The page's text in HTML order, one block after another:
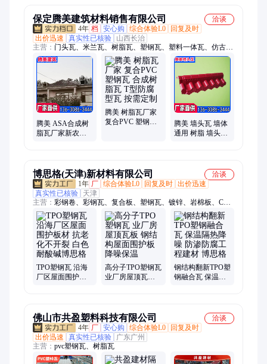
保定腾美建筑材料销售有限公司
洽谈
4年 档 安心购 综合体验L0
回复及时
出价迅速
真实性已核验
山西长治
主营： 门头瓦、米兰瓦、树脂瓦、塑钢瓦、塑料一体瓦、仿古屋
面瓦、彩石屋顶瓦、金属屋顶铝合金
腾美 ASA合成树
脂瓦厂家新农村
腾美 树脂瓦厂家
复合PVC 塑钢瓦
腾美 墙头瓦 墙体
通用 树脂 墙头帽
博思格(天津)新材料有限公司
洽谈
1年 厂 综合体验L0 回复及时 出价迅速
真实性已核验
天津
主营： 彩钢卷、彩钢瓦、复合板、塑钢瓦、镀锌、岩棉板、C型
钢、管道、TPO、洁净板、彩钢房、钢结构、铝皮、铝合金、不
锈钢管、不锈钢板、不锈钢、加厚檩条、几字型钢、免浇筑楼承
板、镀锌卷、铁轨、户外花箱、铝卷、花纹板、几字型钢檩条
TPO塑钢瓦 沿海
厂区屋面围护板
高分子TPO塑钢瓦
业厂房屋顶瓦板
钢结构翻新TPO塑
钢融合瓦 保温隔
佛山市共盈塑料科技有限公司
洽谈
4年 厂 安心购 综合体验L0
回复及时
出价迅速
真实性已核验
广东广州
主营： pvc塑钢瓦、树脂瓦